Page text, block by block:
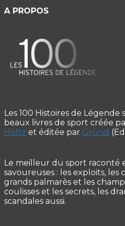
A PROPOS
Les 100 Histoires de
beaux livres de sport créée
Holtz et éditée par Gründ
Le meilleur du sport raconté
savoureuses : les exploits, les
grands palmarès et les
coulisses et les secrets, les
scandales aussi.